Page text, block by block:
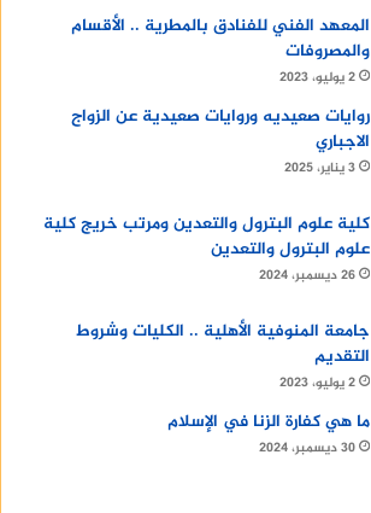
المعهد الفني للفنادق بالمطرية .. الأقسام
والمصروفات
2 يوليو، 2023
روايات صعيديه وروايات صعيدية عن الزواج
الاجباري
3 يناير، 2025
كلية علوم البترول والتعدين ومرتب خريج كلية
علوم البترول والتعدين
26 ديسمبر، 2024
جامعة المنوفية الأهلية .. الكليات وشروط
التقديم
2 يوليو، 2023
ما هي كفارة الزنا في الإسلام
30 ديسمبر، 2024